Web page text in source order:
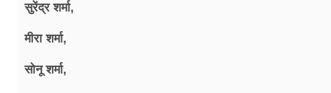
सुरेंद्र शर्मा,
मीरा शर्मा,
सोनू शर्मा,